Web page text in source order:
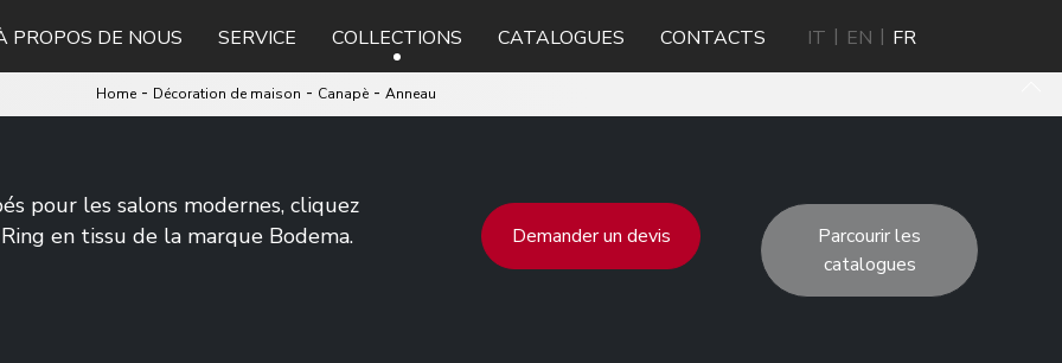
PROPOS DE NOUS SERVICE COLLECTIONS CATALOGUES CONTACTS IT EN FR
Home- Décoration de maison - Canapè - Anneau
pour les salons modernes, cliquez
en tissu de la marque Bodema.
Demander un devis
Parcourir les
catalogues